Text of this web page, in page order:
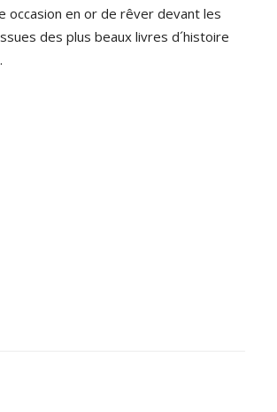
occasion en or de rêver devant les
des plus beaux livres d´histoire